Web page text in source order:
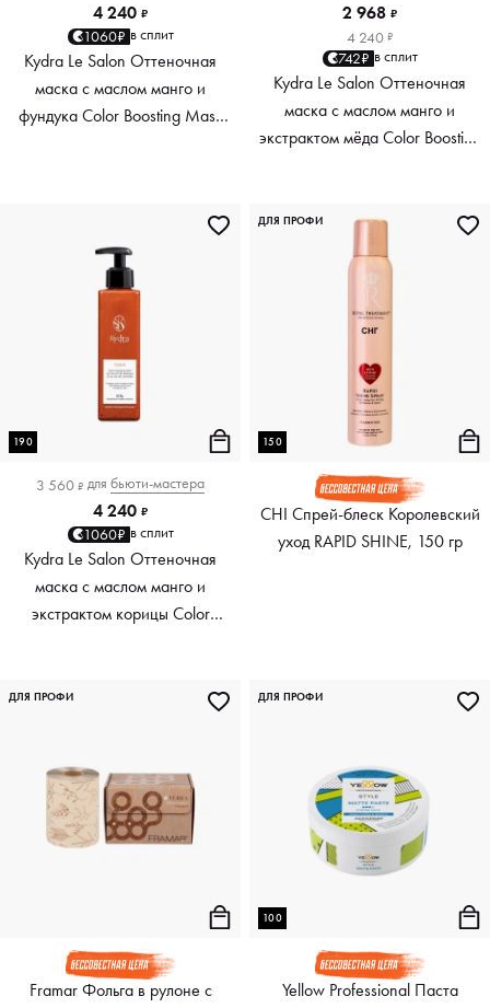
4 240 ₽
1060₽ в сплит
Kydra Le Salon Оттеночная
маска с маслом манго и
фундука Color Boosting Mask
2 968 ₽
4 240 ₽
742₽ в сплит
Kydra Le Salon Оттеночная
маска с маслом манго и
экстрактом мёда Color Boosting
190
3 560 ₽ для бьюти-мастера
4 240 ₽
1060₽ в сплит
Kydra Le Salon Оттеночная
маска с маслом манго и
экстрактом корицы Color
150
CHI Спрей-блеск Королевский
уход RAPID SHINE, 150 гр
ДЛЯ ПРОФИ
Framar Фольга в рулоне с
ДЛЯ ПРОФИ
100
Yellow Professional Паста
ДЛЯ ПРОФИ